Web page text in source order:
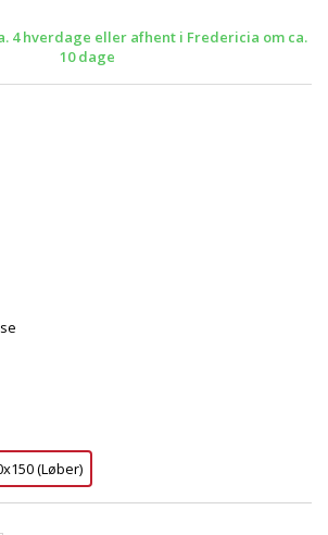
4 hverdage eller afhent i Fredericia om ca.
10 dage
(Løber)